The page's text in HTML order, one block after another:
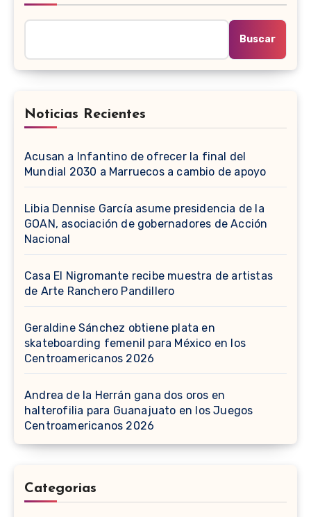
Buscar
Noticias Recientes
Acusan a Infantino de ofrecer la final del
Mundial 2030 a Marruecos a cambio de apoyo
Libia Dennise García asume presidencia de la
GOAN, asociación de gobernadores de Acción
Nacional
Casa El Nigromante recibe muestra de artistas
de Arte Ranchero Pandillero
Geraldine Sánchez obtiene plata en
skateboarding femenil para México en los
Centroamericanos 2026
Andrea de la Herrán gana dos oros en
halterofilia para Guanajuato en los Juegos
Centroamericanos 2026
Categorias